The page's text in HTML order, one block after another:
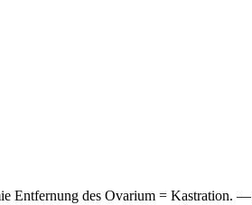
Entfernung des Ovarium = Kastration. —